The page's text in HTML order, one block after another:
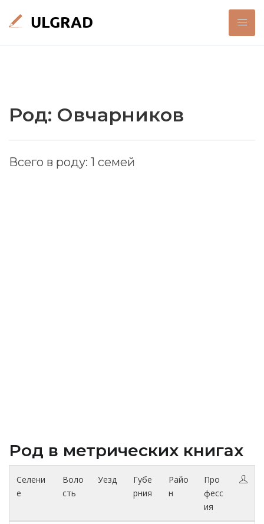
Род: Овчарников
Всего в роду: 1 семей
Род в метрических книгах
Селени
е
Воло
сть
Уезд
Губе
рния
Райо
н
Про
фесс
ия